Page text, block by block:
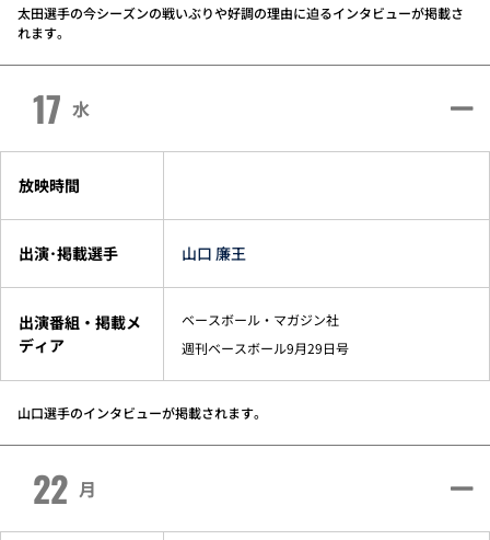
太田選手の今シーズンの戦いぶりや好調の理由に迫るインタビューが掲載さ
れます。
17 水
放映時間
出演･掲載選手 山口 廉王
出演番組・掲載メ
ディア
ベースボール・マガジン社
週刊ベースボール9月29日号
山口選手のインタビューが掲載されます。
22 月